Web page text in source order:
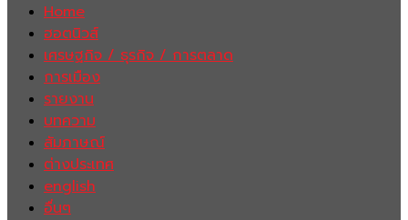
Home
ฮอตนิวส์
เศรษฐกิจ / ธุรกิจ / การตลาด
การเมือง
รายงาน
บทความ
สัมภาษณ์
ต่างประเทศ
english
อื่นๆ